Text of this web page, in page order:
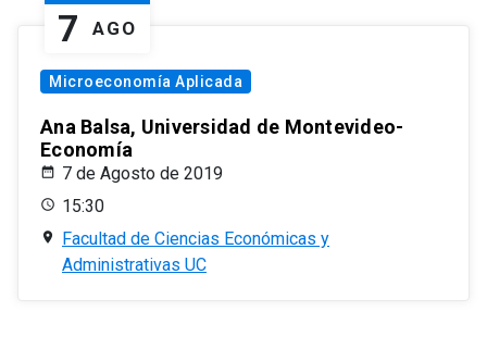
7 AGO
Microeconomía Aplicada
Ana Balsa, Universidad de Montevideo-
Economía
7 de Agosto de 2019
15:30
Facultad de Ciencias Económicas y
Administrativas UC